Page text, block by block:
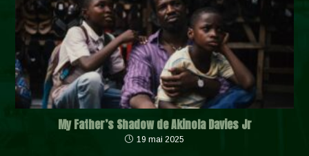
My Father’s Shadow de Akinola Davies Jr
19 mai 2025